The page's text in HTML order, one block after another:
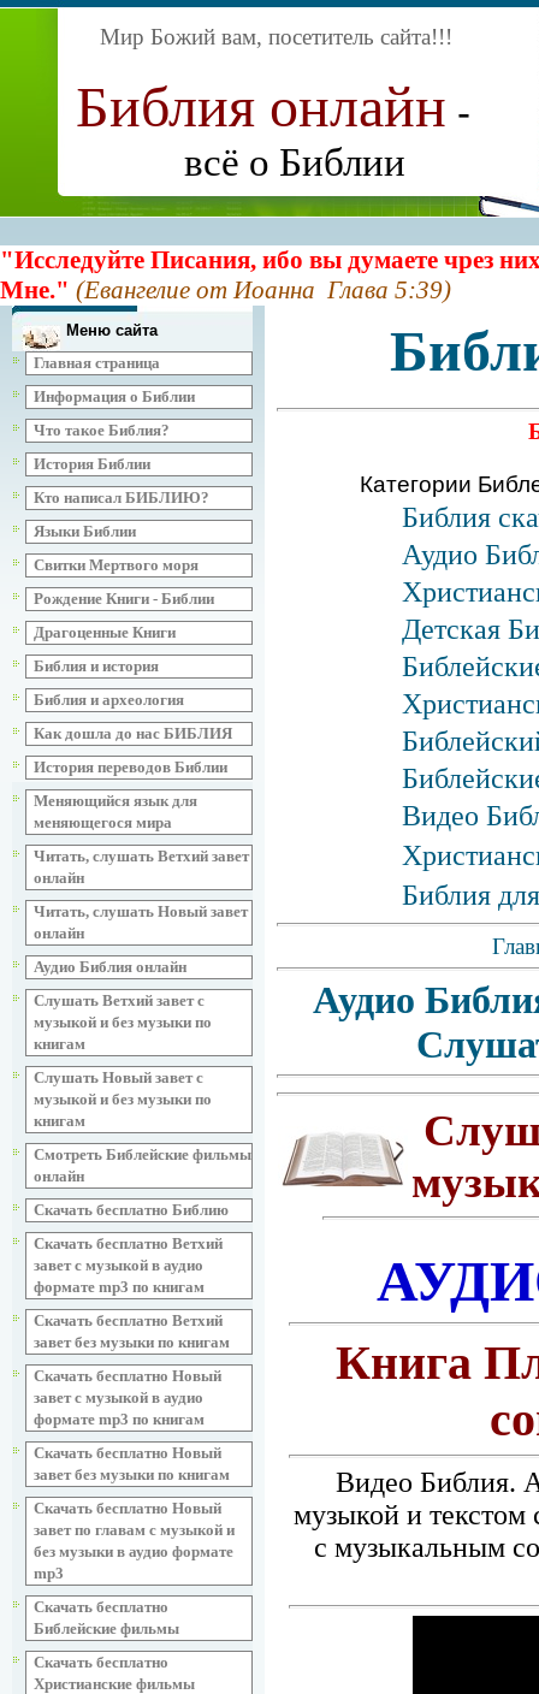
Мир Божий вам, посетитель сайта!!!
Библия онлайн -
всё о Библии
"Исследуйте Писания, ибо вы думаете чрез
Мне." (Евангелие от Иоанна Глава 5:39)
Меню сайта
Главная страница
Информация о Библии
Что такое Библия?
История Библии
Кто написал БИБЛИЮ?
Языки Библии
Свитки Мертвого моря
Рождение Книги - Библии
Драгоценные Книги
Библия и история
Библия и археология
Как дошла до нас БИБЛИЯ
История переводов Библии
Меняющийся язык для
меняющегося мира
Читать, слушать Ветхий завет
онлайн
Читать, слушать Новый завет
онлайн
Аудио Библия онлайн
Слушать Ветхий завет с
музыкой и без музыки по
книгам
Слушать Новый завет с
музыкой и без музыки по
книгам
Смотреть Библейские фильмы
онлайн
Скачать бесплатно Библию
Скачать бесплатно Ветхий
завет с музыкой в аудио
формате mp3 по книгам
Скачать бесплатно Ветхий
завет без музыки по книгам
Скачать бесплатно Новый
завет с музыкой в аудио
формате mp3 по книгам
Скачать бесплатно Новый
завет без музыки по книгам
Скачать бесплатно Новый
завет по главам с музыкой и
без музыки в аудио формате
mp3
Скачать бесплатно
Библейские фильмы
Скачать бесплатно
Христианские фильмы
Категории
Библия
Аудио
Детская
Видео
Библия
Аудио
Книга
Видео Библия.
музыкой и текстом
с музыкальным